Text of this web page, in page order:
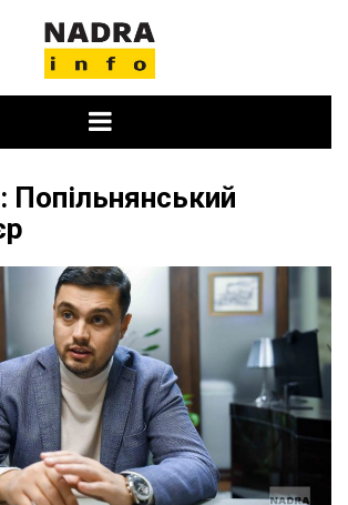
Попільнянський